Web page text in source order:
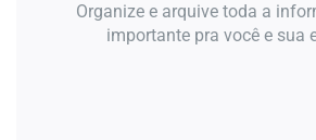
Organize e arquive toda a
importante pra você e sua